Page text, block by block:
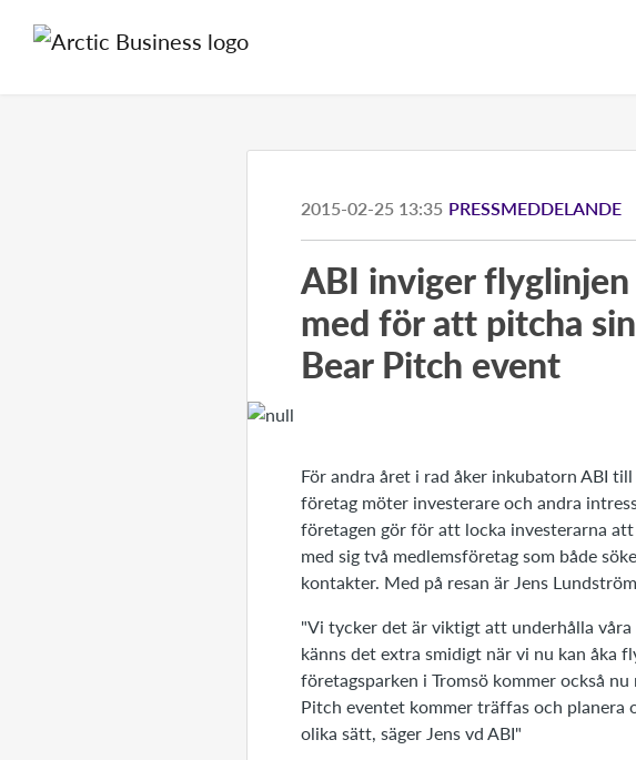
2015-02-25 13:35 PRESSMEDDELANDE
ABI inviger
med för att pitcha
Bear Pitch event
För andra året i rad åker inkubatorn ABI
företag möter investerare och andra
företagen gör för att locka investerarna
med sig två medlemsföretag som både
kontakter. Med på resan är Jens
"Vi tycker det är viktigt att underhålla
känns det extra smidigt när vi nu kan åka
företagsparken i Tromsö kommer också
Pitch eventet kommer träffas och planera
olika sätt, säger Jens vd ABI"